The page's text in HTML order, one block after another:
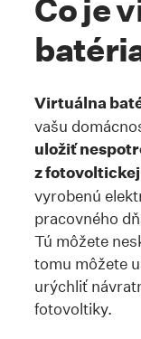
Čo je
Virtuálna
vašu
uložiť
z
vyrobenú
pracovného
Tú môžete
tomu môžete
urýchliť
fotovoltiky.